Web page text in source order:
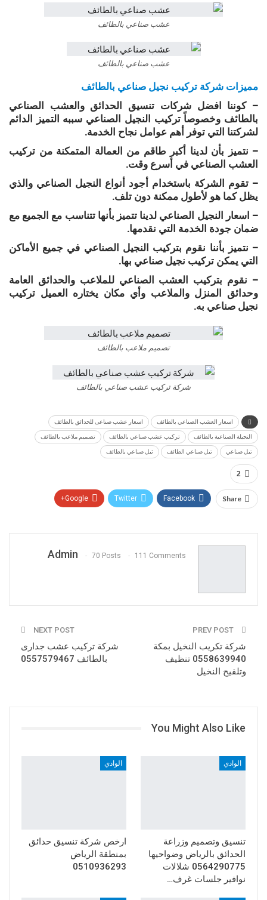
عشب صناعي بالطائف
عشب صناعي بالطائف
مميزات شركة تركيب نجيل صناعي بالطائف
– كوننا افضل شركات تنسيق الحدائق والعشب الصناعي
بالطائف وخصوصاً تركيب النجيل الصناعي سببه التميز الدائم
لشركتنا التي توفر أهم عوامل نجاح الخدمة.
– نتميز بأن لدينا أكبر طاقم من العمالة المتمكنة من تركيب
العشب الصناعي في أسرع وقت.
– تقوم الشركة باستخدام أجود أنواع النجيل الصناعي والذي
يظل كما هو لأطول ممكنة دون تلف.
– اسعار النجيل الصناعي لدينا تتميز بأنها تتناسب مع الجميع مع
ضمان جودة الخدمة التي نقدمها.
– نتميز بأننا نقوم بتركيب النجيل الصناعي في جميع الأماكن
التي يمكن تركيب نجيل صناعي بها.
– نقوم بتركيب العشب الصناعي للملاعب والحدائق العامة
وحدائق المنزل والملاعب وأي مكان يختاره العميل تركيب
نجيل صناعي به.
تصميم ملاعب بالطائف
شركة تركيب عشب صناعي بالطائف
اسعار العشب الصناعي بالطائف اسعار عشب صناعى للحدائق بالطائف
النجيلة الصناعية بالطائف تركيب عشب صناعي بالطائف تصميم ملاعب بالطائف
تيل صناعي تيل صناعي الطائف ثيل صناعي بالطائف
2
Share
Facebook
Twitter
Google+
Admin 70 Posts 111 Comments
شركة تكريب النخيل بمكة
0558639940 تنظيف
وتلقيح النخيل
NEXT POST
شركة تركيب عشب جدارى
بالطائف 0557579467
You Might Also Like
الوادي
تنسيق وتصميم وزراعة
الحدائق بالرياض وضواحيها
0564290775 شلالات
نوافير جلسات غرف…
الوادي
ارخص شركة تنسيق حدائق
بمنطقة الرياض
0510936293